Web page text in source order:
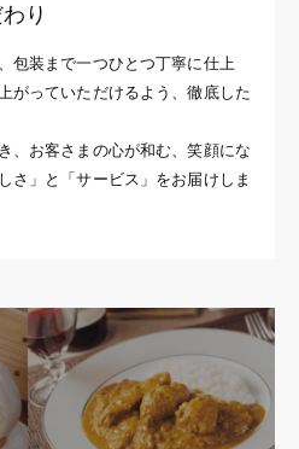
り
包装まで一つひとつ丁寧に仕上
がっていただけるよう、徹底した
、お客さまの心が和む、笑顔にな
さ」と「サービス」をお届けしま